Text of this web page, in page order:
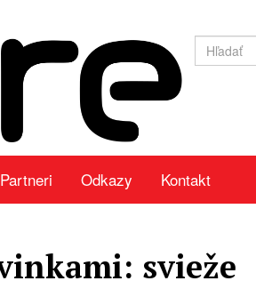
Partneri Odkazy Kontakt
svieže